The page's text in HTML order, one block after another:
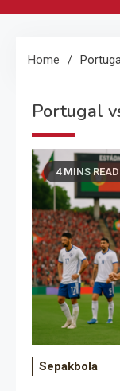
Home
Portugal
4 MINS READ
Sepakbola